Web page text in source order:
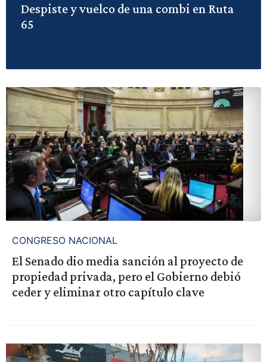
Despiste y vuelco de una combi en Ruta
65
CONGRESO NACIONAL
El Senado dio media sanción al proyecto de
propiedad privada, pero el Gobierno debió
ceder y eliminar otro capítulo clave